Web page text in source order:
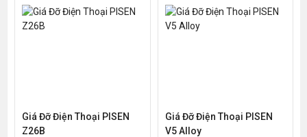
Giá Đỡ Điện Thoại PISEN
Z26B
Giá Đỡ Điện Thoại PISEN
V5 Alloy